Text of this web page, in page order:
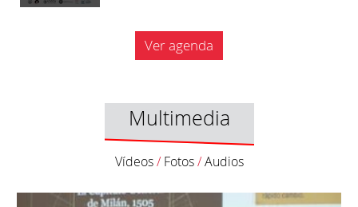
Ver agenda
Multimedia
Vídeos / Fotos / Audios